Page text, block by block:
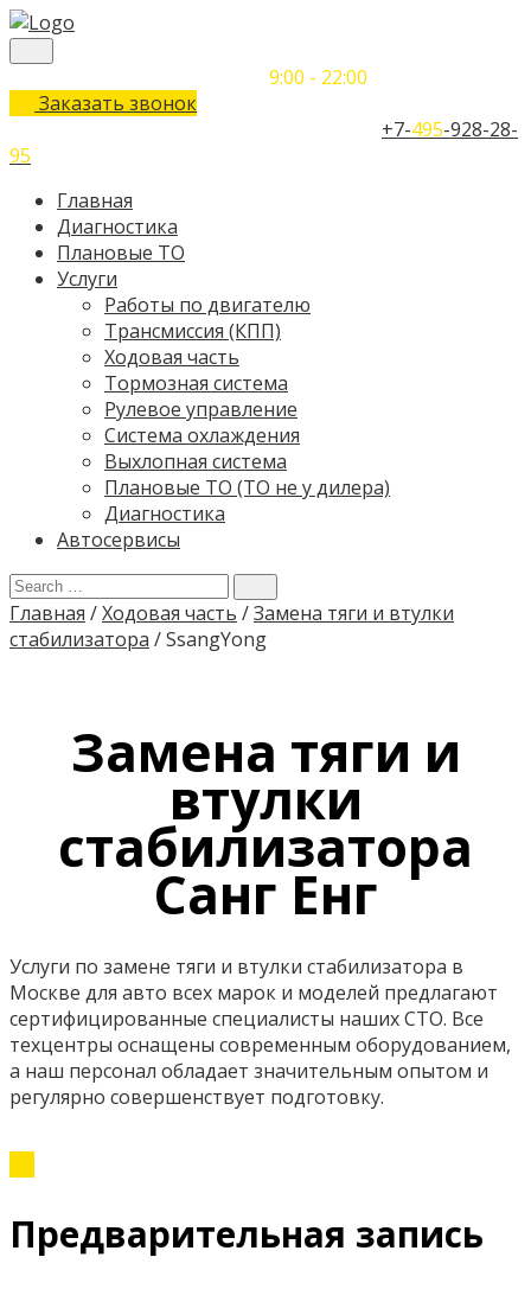
9:00 - 22:00
Заказать звонок
+7-495-928-28-
95
Главная
Диагностика
Плановые ТО
Услуги
Работы по двигателю
Трансмиссия (КПП)
Ходовая часть
Тормозная система
Рулевое управление
Система охлаждения
Выхлопная система
Плановые ТО (ТО не у дилера)
Диагностика
Автосервисы
Главная /Ходовая часть /Замена тяги и втулки
стабилизатора /SsangYong
Замена тяги и
втулки
стабилизатора
Санг Енг
Услуги по замене тяги и втулки стабилизатора в
Москве для авто всех марок и моделей предлагают
сертифицированные специалисты наших СТО. Все
техцентры оснащены современным оборудованием,
а наш персонал обладает значительным опытом и
регулярно совершенствует подготовку.
Предварительная запись